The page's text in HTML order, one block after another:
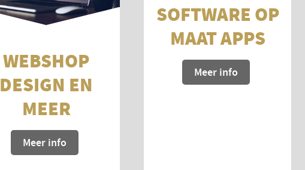
WEBSHOP
DESIGN EN
MEER
Meer info
SOFTWARE OP
MAAT APPS
Meer info